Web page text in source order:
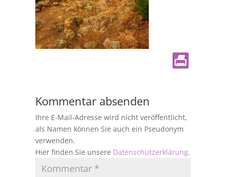
Kommentar absenden
Ihre E-Mail-Adresse wird nicht veröffentlicht,
als Namen können Sie auch ein Pseudonym
verwenden.
Hier finden Sie unsere Datenschutzerklärung.